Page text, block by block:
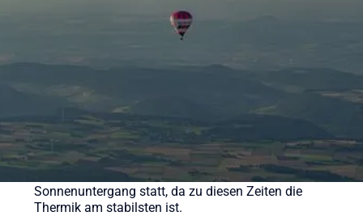
verschiedene Pakete für unsere Ballonfahrten an,
sehen Sie sich gerne auf der Webseite um.
90 Minuten, das gesamte Erlebnis inklusive
Vorbereitung und Taufe dauert ca. 3-4 Stunden.
Wann ist die beste Zeit für eine Ballonfahrt?
Ballonfahrten finden meist früh morgens nach
Sonnenaufgang oder am späten Nachmittag vor
Sonnenuntergang statt, da zu diesen Zeiten die
Thermik am stabilsten ist.